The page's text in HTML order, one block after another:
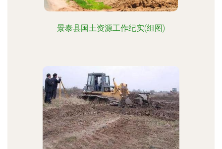
景泰县国土资源工作纪实(组图)